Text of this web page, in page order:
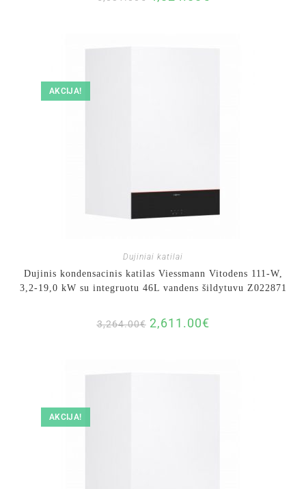
AKCIJA!
Dujiniai katilai
Dujinis kondensacinis katilas Viessmann Vitodens 111-W,
3,2-19,0 kW su integruotu 46L vandens šildytuvu Z022871
3,264.00€ 2,611.00€
AKCIJA!